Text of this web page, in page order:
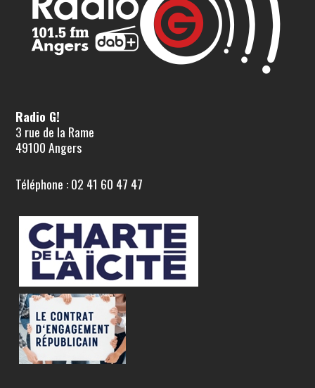
Radio G!
3 rue de la Rame
49100 Angers
Téléphone : 02 41 60 47 47